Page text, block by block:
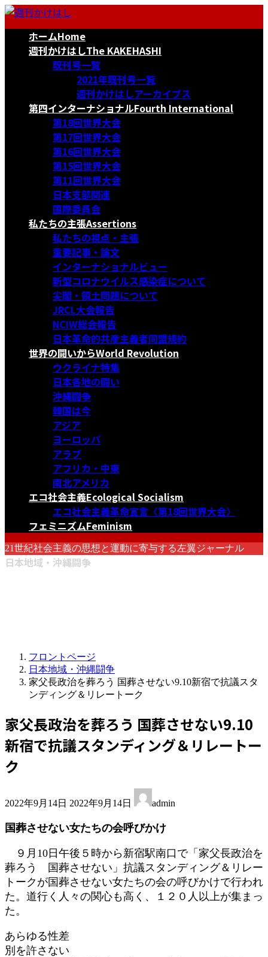
コ
ナ
ホームHome
週刊かけはしThe KAKEHASHI
既刊号一覧
2021年既刊号一覧
週刊かけはしアーカイブス
第四インターナショナルFourth International
第18回世界大会
第17回世界大会
第16回世界大会
第15回世界大会
第11回世界大会
日本支部関連
国際委員会
私たちの主張Assertions
私たちの視点・主張
重要記事・論文
インターナショナルビュー
新型コロナウイルス感染症について
尖閣・領土問題について
JRCL大会報告
NCIW総会報告
日本革命的共産主義者同盟規約
世界の闘いからWorld Revolution
ウクライナ特集
日本各地の闘い
沖縄闘争
韓国は今
アジア
ヨーロッパ
アラブ
アフリカ・中東
南北アメリカ
エコ社会主義Ecological Socialism
エコ社会主義革命宣言〈第18回世界大会〉
フェミニズムFeminism
21世紀社会主義の思想と運動に寄与する左翼ジャーナル
日本地域・沖縄闘争
フロントページ
日本地域・沖縄闘争
家父長政治を葬ろう 国葬させない9.10新宿で抗議スタ
ンディング＆リレートーク
家父長政治を葬ろう 国葬させない9.10
新宿で抗議スタンディング＆リレートー
ク
2022年9月14日 終
新
時
:
2022年9月14日 admin
国葬させない女たちの会呼びかけ
９月10日午後５時から新宿駅南口で「家父長政治を
葬ろう 国葬させない」抗議スタンディング＆リレー
トークが国葬させない女たちの会の呼びかけで行われ
た。道行く人々の関心も高く、１２０人以上が集まっ
た。
あらゆる性差
別を許さない